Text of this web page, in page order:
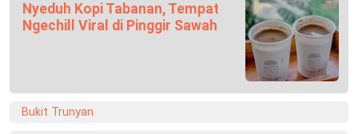
Nyeduh Kopi Tabanan, Tempat
Ngechill Viral di Pinggir Sawah
Bukit Trunyan